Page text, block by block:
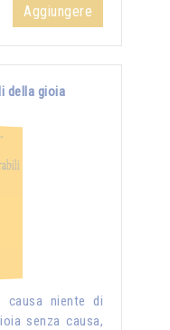
Aggiungere
della gioia
causa niente di
senza causa,